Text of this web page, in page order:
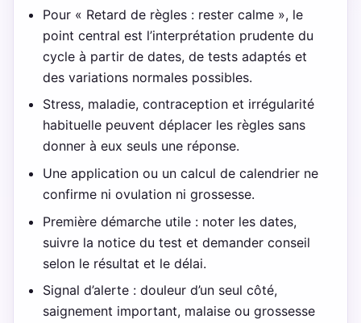
Pour « Retard de règles : rester calme », le
point central est l’interprétation prudente du
cycle à partir de dates, de tests adaptés et
des variations normales possibles.
Stress, maladie, contraception et irrégularité
habituelle peuvent déplacer les règles sans
donner à eux seuls une réponse.
Une application ou un calcul de calendrier ne
confirme ni ovulation ni grossesse.
Première démarche utile : noter les dates,
suivre la notice du test et demander conseil
selon le résultat et le délai.
Signal d’alerte : douleur d’un seul côté,
saignement important, malaise ou grossesse